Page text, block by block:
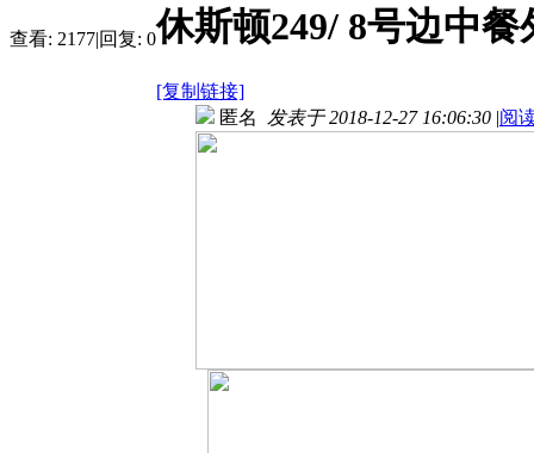
查看: 2177|回复: 0休斯顿249/ 8号边中
[复制链接]
匿名 发表于 2018-12-27 16:06:30 |阅